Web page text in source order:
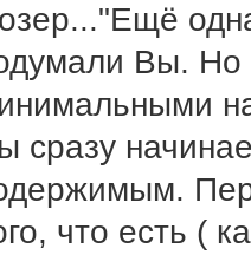
Вы. Но
сразу
что есть (